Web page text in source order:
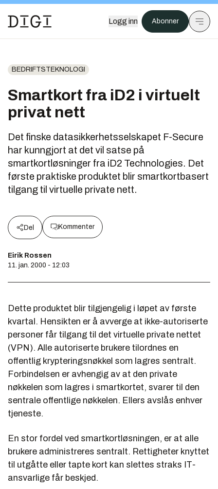
Logg inn Abonner
BEDRIFTSTEKNOLOGI
Smartkort fra iD2 i virtuelt
privat nett
Det finske datasikkerhetsselskapet F-Secure
har kunngjort at det vil satse på
smartkortløsninger fra iD2 Technologies. Det
første praktiske produktet blir smartkortbasert
tilgang til virtuelle private nett.
Del Kommenter
Eirik Rossen
11. jan. 2000 - 12:03
Dette produktet blir tilgjengelig i løpet av første
kvartal. Hensikten er å avverge at ikke-autoriserte
personer får tilgang til det virtuelle private nettet
(VPN). Alle autoriserte brukere tilordnes en
offentlig krypteringsnøkkel som lagres sentralt.
Forbindelsen er avhengig av at den private
nøkkelen som lagres i smartkortet, svarer til den
sentrale offentlige nøkkelen. Ellers avslås enhver
tjeneste.
En stor fordel ved smartkortløsningen, er at alle
brukere administreres sentralt. Rettigheter knyttet
til utgåtte eller tapte kort kan slettes straks IT-
ansvarlige får beskjed.